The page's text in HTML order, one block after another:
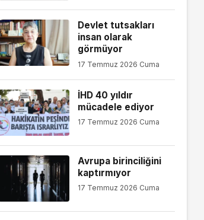
Devlet tutsakları
insan olarak
görmüyor
17 Temmuz 2026 Cuma
İHD 40 yıldır
mücadele ediyor
17 Temmuz 2026 Cuma
Avrupa birinciliğini
kaptırmıyor
17 Temmuz 2026 Cuma